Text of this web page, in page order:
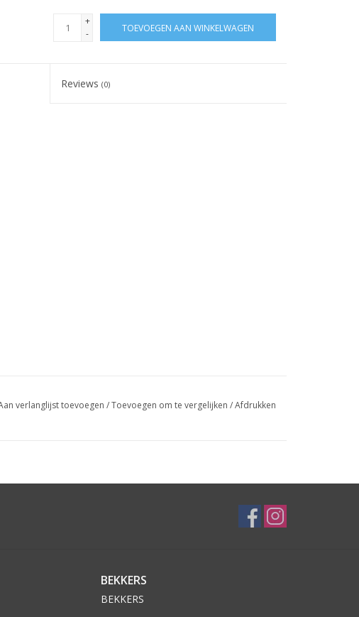
+
-
TOEVOEGEN AAN WINKELWAGEN
Reviews(0)
verlanglijst toevoegen /Toevoegen om te vergelijken /Afdrukken
BEKKERS
BEKKERS